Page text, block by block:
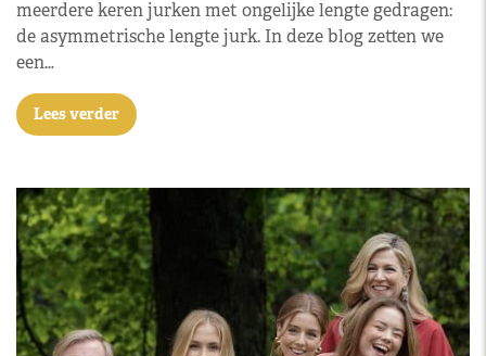
meerdere keren jurken met ongelijke lengte gedragen:
de asymmetrische lengte jurk. In deze blog zetten we
een…
Lees verder